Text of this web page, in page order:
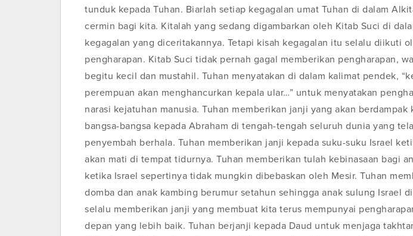
tunduk kepada Tuhan. Biarlah setiap kegagalan umat Tuhan di dalam
cermin bagi kita. Kitalah yang sedang digambarkan oleh Kitab Suci di
kegagalan yang diceritakannya. Tetapi kisah kegagalan itu selalu diikuti
pengharapan. Kitab Suci tidak pernah gagal memberikan pengharapan,
begitu kecil dan mustahil. Tuhan menyatakan di dalam kalimat pendek,
perempuan akan menghancurkan kepala ular…” untuk menyatakan
narasi kejatuhan manusia. Tuhan memberikan janji yang akan berdampak
bangsa-bangsa kepada Abraham di tengah-tengah seluruh dunia yang
penyembah berhala. Tuhan memberikan janji kepada suku-suku Israel
akan mati di tempat tidurnya. Tuhan memberikan tulah kebinasaan bagi
ketika Israel sepertinya tidak mungkin dibebaskan oleh Mesir. Tuhan
domba dan anak kambing berumur setahun sehingga anak sulung Israel
selalu memberikan janji yang membuat kita terus mempunyai
depan yang lebih baik. Tuhan berjanji kepada Daud untuk menjaga